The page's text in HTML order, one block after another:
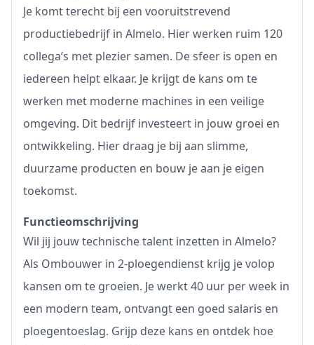
Je komt terecht bij een vooruitstrevend
productiebedrijf in Almelo. Hier werken ruim 120
collega’s met plezier samen. De sfeer is open en
iedereen helpt elkaar. Je krijgt de kans om te
werken met moderne machines in een veilige
omgeving. Dit bedrijf investeert in jouw groei en
ontwikkeling. Hier draag je bij aan slimme,
duurzame producten en bouw je aan je eigen
toekomst.
Functieomschrijving
Wil jij jouw technische talent inzetten in Almelo?
Als Ombouwer in 2-ploegendienst krijg je volop
kansen om te groeien. Je werkt 40 uur per week in
een modern team, ontvangt een goed salaris en
ploegentoeslag. Grijp deze kans en ontdek hoe